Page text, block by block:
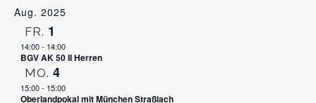
Aug. 2025
FR. 1
14:00- 14:00
BGV AK 50 II Herren
MO. 4
15:00- 15:00
Oberlandpokal mit München Straßlach